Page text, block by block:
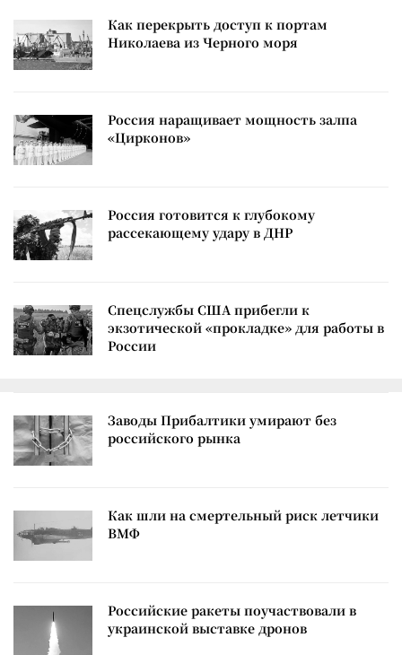
Как перекрыть доступ к портам
Николаева из Черного моря
Россия наращивает мощность залпа
«Цирконов»
Россия готовится к глубокому
рассекающему удару в ДНР
Спецслужбы США прибегли к
экзотической «прокладке» для работы в
России
Заводы Прибалтики умирают без
российского рынка
Как шли на смертельный риск летчики
ВМФ
Российские ракеты поучаствовали в
украинской выставке дронов